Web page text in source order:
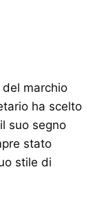
del marchio
ha scelto
suo segno
stato
stile di